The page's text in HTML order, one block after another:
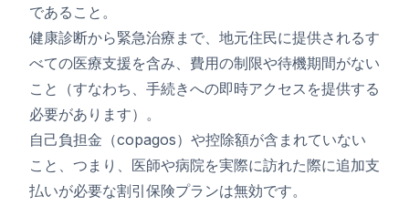
であること。
健康診断から緊急治療まで、地元住民に提供されるす
べての医療支援を含み、費用の制限や待機期間がない
こと（すなわち、手続きへの即時アクセスを提供する
必要があります）。
自己負担金（copagos）や控除額が含まれていない
こと、つまり、医師や病院を実際に訪れた際に追加支
払いが必要な割引保険プランは無効です。